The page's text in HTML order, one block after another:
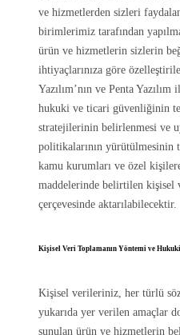
ve hizmetlerden sizleri
birimlerimiz tarafından
ürün ve hizmetlerin sizlerin
ihtiyaçlarınıza göre
Yazılım’nın ve Penta
hukuki ve ticari güvenliğinin
stratejilerinin belirlenmesi ve
politikalarının yürütülmesinin
kamu kurumları ve özel
maddelerinde belirtilen kişisel
çerçevesinde aktarılabilecektir.
Kişisel Veri Toplamanın Yöntemi ve
Kişisel verileriniz, her türlü
yukarıda yer verilen amaçlar
sunulan ürün ve hizmetlerin